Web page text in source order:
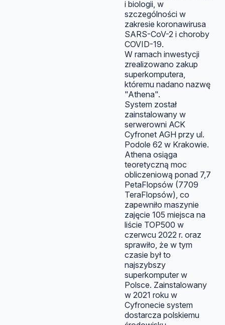
i biologii, w
szczególności w
zakresie koronawirusa
SARS-CoV-2 i choroby
COVID-19.
W ramach inwestycji
zrealizowano zakup
superkomputera,
któremu nadano nazwę
"Athena".
System został
zainstalowany w
serwerowni ACK
Cyfronet AGH przy ul.
Podole 62 w Krakowie.
Athena osiąga
teoretyczną moc
obliczeniową ponad 7,7
PetaFlopsów (7709
TeraFlopsów), co
zapewniło maszynie
zajęcie 105 miejsca na
liście TOP500 w
czerwcu 2022 r. oraz
sprawiło, że w tym
czasie był to
najszybszy
superkomputer w
Polsce. Zainstalowany
w 2021 roku w
Cyfronecie system
dostarcza polskiemu